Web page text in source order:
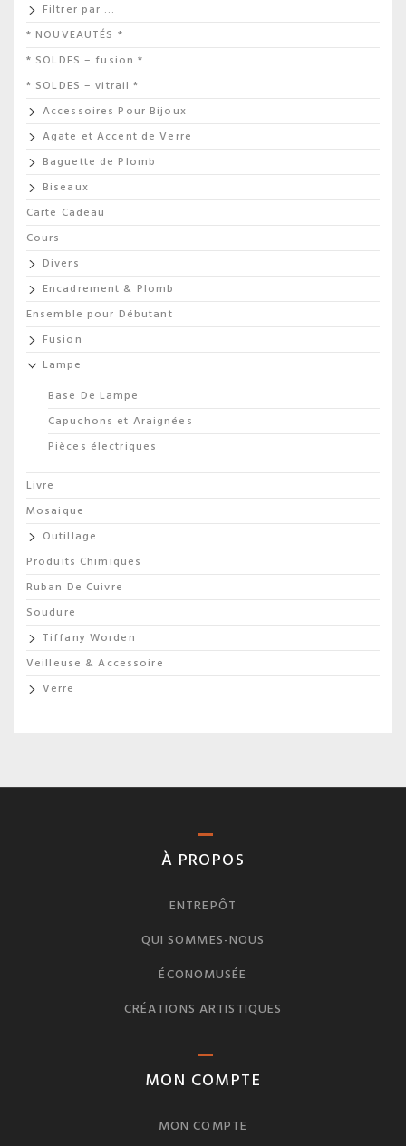
Filtrer par …
* NOUVEAUTÉS *
* SOLDES – fusion *
* SOLDES – vitrail *
Accessoires Pour Bijoux
Agate et Accent de Verre
Baguette de Plomb
Biseaux
Carte Cadeau
Cours
Divers
Encadrement & Plomb
Ensemble pour Débutant
Fusion
Lampe
Base De Lampe
Capuchons et Araignées
Pièces électriques
Livre
Mosaique
Outillage
Produits Chimiques
Ruban De Cuivre
Soudure
Tiffany Worden
Veilleuse & Accessoire
Verre
À PROPOS
ENTREPÔT
QUI SOMMES-NOUS
ÉCONOMUSÉE
CRÉATIONS ARTISTIQUES
MON COMPTE
MON COMPTE